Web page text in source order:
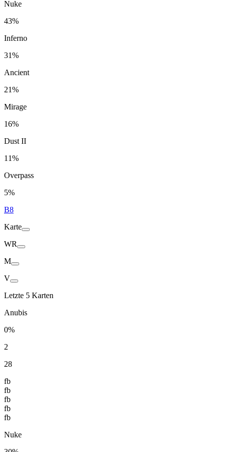
Nuke
43%
Inferno
31%
Ancient
21%
Mirage
16%
Dust II
11%
Overpass
5%
B8
Karte
WR
M
V
Letzte 5 Karten
Anubis
0%
2
28
fb
fb
fb
fb
fb
Nuke